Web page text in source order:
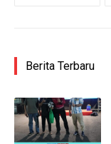
Berita Terbaru